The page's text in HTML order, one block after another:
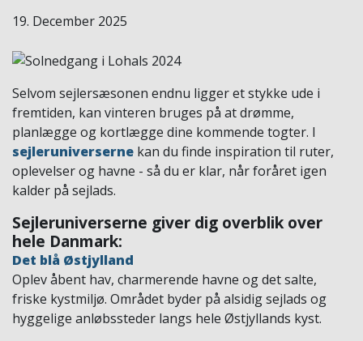
19. December 2025
Selvom sejlersæsonen endnu ligger et stykke ude i
fremtiden, kan vinteren bruges på at drømme,
planlægge og kortlægge dine kommende togter. I
sejleruniverserne kan du finde inspiration til ruter,
oplevelser og havne - så du er klar, når foråret igen
kalder på sejlads.
Sejleruniverserne giver dig overblik over
hele Danmark:
Det blå Østjylland
Oplev åbent hav, charmerende havne og det salte,
friske kystmiljø. Området byder på alsidig sejlads og
hyggelige anløbssteder langs hele Østjyllands kyst.